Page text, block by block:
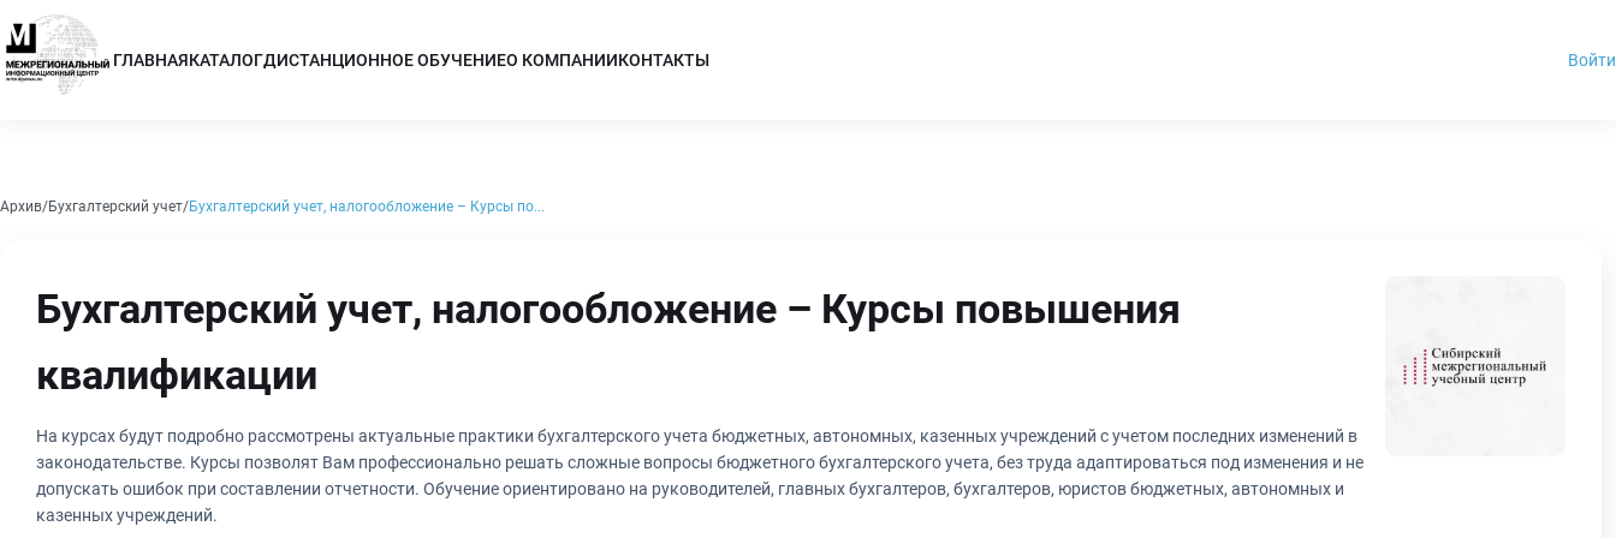
ГЛАВНАЯКАТАЛОГДИСТАНЦИОННОЕ ОБУЧЕНИЕО КОМПАНИИКОНТАКТЫ Войти
Архив Бухгалтерский учет Бухгалтерский учет, налогообложение – Курсы по...
Бухгалтерский учет, налогообложение – Курсы повышения
квалификации
На курсах будут подробно рассмотрены актуальные практики бухгалтерского учета бюджетных, автономных, казенных учреждений с учетом последних изменений в
законодательстве. Курсы позволят Вам профессионально решать сложные вопросы бюджетного бухгалтерского учета, без труда адаптироваться под изменения и не
допускать ошибок при составлении отчетности. Обучение ориентировано на руководителей, главных бухгалтеров, бухгалтеров, юристов бюджетных, автономных и
казенных учреждений.